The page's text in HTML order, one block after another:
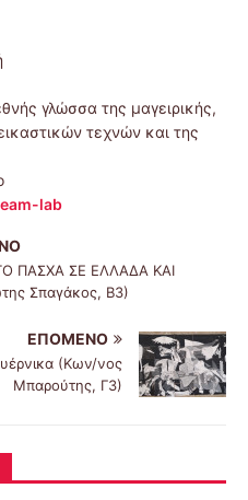
γλώσσα της μαγειρικής,
τεχνών και της
lab
ΠΑΣΧΑ ΣΕ ΕΛΛΑΔΑ ΚΑΙ
Σπαγάκος, Β3)
ΕΠΌΜΕΝΟ
(Κων/νος
Μπαρούτης, Γ3)